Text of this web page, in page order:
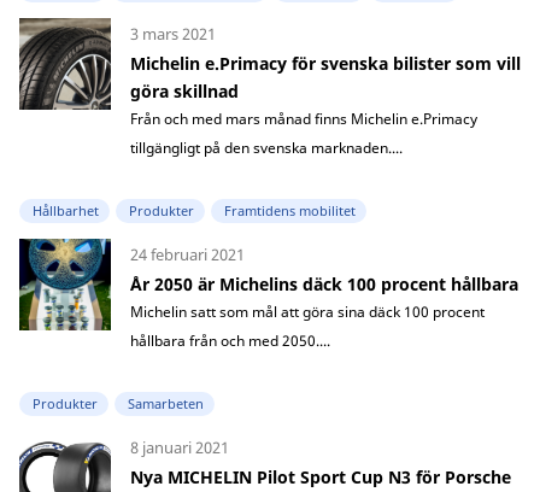
3 mars 2021
Michelin e.Primacy för svenska bilister som vill
göra skillnad
Från och med mars månad finns Michelin e.Primacy
tillgängligt på den svenska marknaden....
Hållbarhet Produkter Framtidens mobilitet
24 februari 2021
År 2050 är Michelins däck 100 procent hållbara
Michelin satt som mål att göra sina däck 100 procent
hållbara från och med 2050....
Produkter Samarbeten
8 januari 2021
Nya MICHELIN Pilot Sport Cup N3 för Porsche